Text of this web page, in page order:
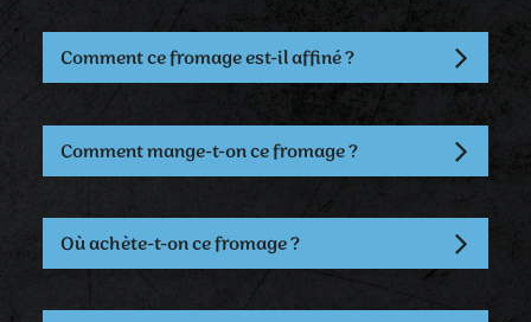
Comment ce fromage est-il affiné ?
Comment mange-t-on ce fromage ?
Où achète-t-on ce fromage ?